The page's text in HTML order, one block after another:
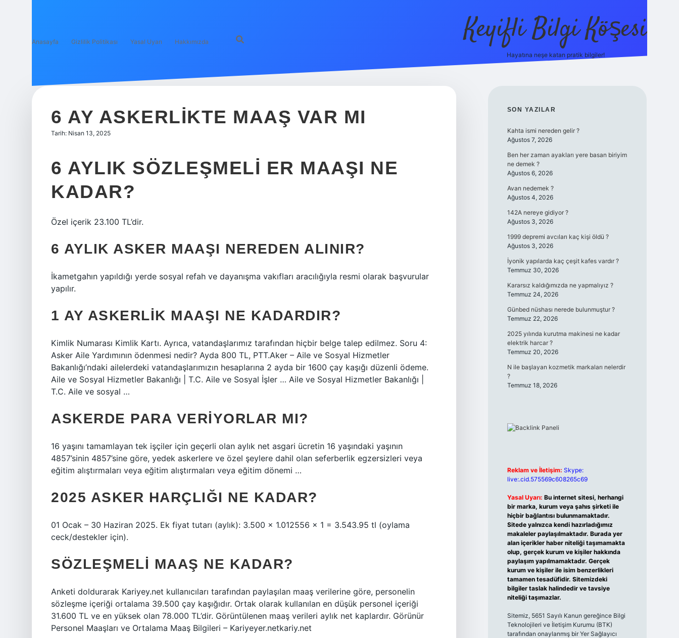
Anasayfa Gizlilik Politikası Yasal Uyarı Hakkımızda Keyifli Bilgi Köşesi
Hayatına neşe katan pratik bilgiler!
6 AY ASKERLIKTE MAAŞ VAR MI
Tarih: Nisan 13, 2025
6 AYLIK SÖZLEŞMELI ER MAAŞI NE
KADAR?
Özel içerik 23.100 TL’dir.
6 AYLIK ASKER MAAŞI NEREDEN ALINIR?
İkametgahın yapıldığı yerde sosyal refah ve dayanışma vakıfları aracılığıyla resmi olarak başvurular
yapılır.
1 AY ASKERLIK MAAŞI NE KADARDIR?
Kimlik Numarası Kimlik Kartı. Ayrıca, vatandaşlarımız tarafından hiçbir belge talep edilmez. Soru 4:
Asker Aile Yardımının ödenmesi nedir? Ayda 800 TL, PTT.Aker – Aile ve Sosyal Hizmetler
Bakanlığı’ndaki ailelerdeki vatandaşlarımızın hesaplarına 2 ayda bir 1600 çay kaşığı düzenli ödeme.
Aile ve Sosyal Hizmetler Bakanlığı | T.C. Aile ve Sosyal İşler … Aile ve Sosyal Hizmetler Bakanlığı |
T.C. Aile ve sosyal …
ASKERDE PARA VERIYORLAR MI?
16 yaşını tamamlayan tek işçiler için geçerli olan aylık net asgari ücretin 16 yaşındaki yaşının
4857’sinin 4857’sine göre, yedek askerlere ve özel şeylere dahil olan seferberlik egzersizleri veya
eğitim alıştırmaları veya eğitim alıştırmaları veya eğitim dönemi …
2025 ASKER HARÇLIĞI NE KADAR?
01 Ocak – 30 Haziran 2025. Ek fiyat tutarı (aylık): 3.500 x 1.012556 x 1 = 3.543.95 tl (oylama
ceck/destekler için).
SÖZLEŞMELI MAAŞ NE KADAR?
Anketi doldurarak Kariyey.net kullanıcıları tarafından paylaşılan maaş verilerine göre, personelin
sözleşme içeriği ortalama 39.500 çay kaşığıdır. Ortak olarak kullanılan en düşük personel içeriği
31.600 TL ve en yüksek olan 78.000 TL’dir. Görüntülenen maaş verileri aylık net kaplardır. Görünür
Personel Maaşları ve Ortalama Maaş Bilgileri – Kariyeyer.netkariy.net
SIDEBAR
SON YAZILAR
Kahta ismi nereden gelir ?
Ağustos 7, 2026
Ben her zaman ayakları yere basan biriyim
ne demek ?
Ağustos 6, 2026
Avan nedemek ?
Ağustos 4, 2026
142A nereye gidiyor ?
Ağustos 3, 2026
1999 depremi avcıları kaç kişi öldü ?
Ağustos 3, 2026
İyonik yapılarda kaç çeşit kafes vardır ?
Temmuz 30, 2026
Kararsız kaldığımızda ne yapmalıyız ?
Temmuz 24, 2026
Günbed nüshası nerede bulunmuştur ?
Temmuz 22, 2026
2025 yılında kurutma makinesi ne kadar
elektrik harcar ?
Temmuz 20, 2026
N ile başlayan kozmetik markaları nelerdir
?
Temmuz 18, 2026
Reklam ve İletişim: Skype:
live:.cid.575569c608265c69
Yasal Uyarı: Bu internet sitesi, herhangi
bir marka, kurum veya şahıs şirketi ile
hiçbir bağlantısı bulunmamaktadır.
Sitede yalnızca kendi hazırladığımız
makaleler paylaşılmaktadır. Burada yer
alan içerikler haber niteliği taşımamakta
olup, gerçek kurum ve kişiler hakkında
paylaşım yapılmamaktadır. Gerçek
kurum ve kişiler ile isim benzerlikleri
tamamen tesadüfidir. Sitemizdeki
bilgiler taslak halindedir ve tavsiye
niteliği taşımazlar.
Sitemiz, 5651 Sayılı Kanun gereğince Bilgi
Teknolojileri ve İletişim Kurumu (BTK)
tarafından onaylanmış bir Yer Sağlayıcı